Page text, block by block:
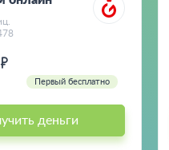
Первый бесплатно
деньги